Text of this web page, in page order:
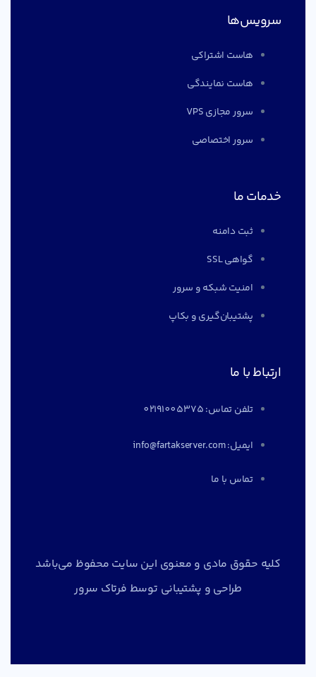
سرویس‌ها
هاست اشتراکی
هاست نمایندگی
سرور مجازی VPS
سرور اختصاصی
خدمات ما
ثبت دامنه
گواهی SSL
امنیت شبکه و سرور
پشتیبان‌گیری و بکاپ
ارتباط با ما
تلفن تماس: 02191005375
ایمیل: info@fartakserver.com
تماس با ما
کلیه حقوق مادی و معنوی این سایت محفوظ می‌باشد
طراحی و پشتیبانی توسط فرتاک سرور